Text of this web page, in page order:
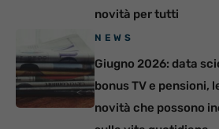
novità per tutti
NEWS
Giugno 2026: data
bonus TV e pensioni,
novità che possono